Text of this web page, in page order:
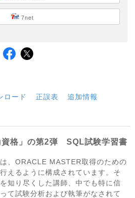
7net
ロード 正誤表 追加情報
資格」の第2弾 SQL試験学習書
、ORACLE MASTER取得のための
えるように構成されています。そ
知り尽くした講師、中でも特に信
て試験分析および執筆がなされて